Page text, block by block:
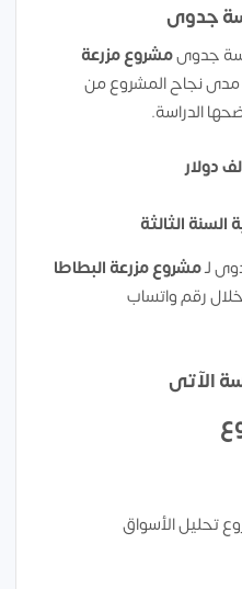
جدوى
جدوىمشروعمزرعة
مدى نجاح المشروع من
الدراسة.
السنة الثالثة
لـمشروعمزرعة البطاطا
رقم واتساب
الآتى
تحليل الأسواق